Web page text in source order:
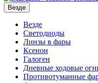
Везде
Везде
Светодиоды
Линзы в фары
Ксенон
Галоген
Дневные ходовые
Противотуманные